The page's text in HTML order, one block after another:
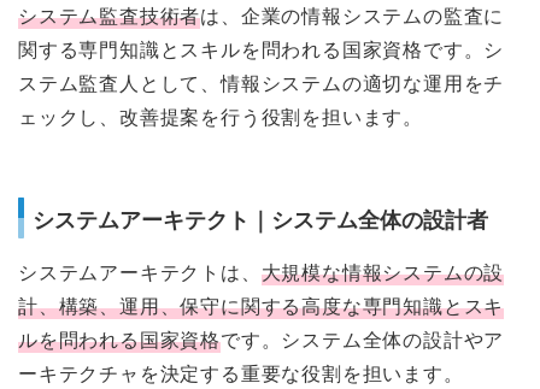
システム監査技術者は、企業の情報システムの監査に
関する専門知識とスキルを問われる国家資格です。シ
ステム監査人として、情報システムの適切な運用をチ
ェックし、改善提案を行う役割を担います。
システムアーキテクト｜システム全体の設計者
システムアーキテクトは、 大規模な情報システムの設
計、構築、運用、保守に関する高度な専門知識とスキ
ルを問われる国家資格です。システム全体の設計やア
ーキテクチャを決定する重要な役割を担います。